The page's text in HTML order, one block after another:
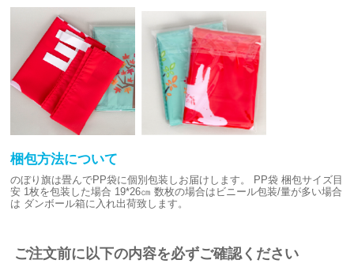
梱包方法について
のぼり旗は畳んでPP袋に個別包装しお届けします。
PP袋 梱包サイズ目
安 1枚を包装した場合 19*26㎝ 数枚の場合はビニール包装/量が多い場合
は ダンボール箱に入れ出荷致します。
ご注文前に以下の内容を必ずご確認ください